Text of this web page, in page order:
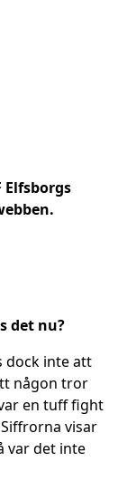
det nu?
dock inte att
någon tror
en tuff fight
visar
var det inte